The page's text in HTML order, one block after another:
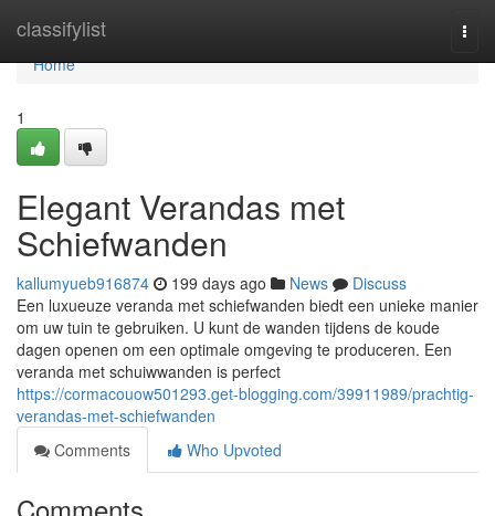
classifylist
Home
Home
1
Elegant Verandas met
Schiefwanden
kallumyueb916874 199 days ago News
Discuss
Een luxueuze veranda met schiefwanden biedt een unieke manier
om uw tuin te gebruiken. U kunt de wanden tijdens de koude
dagen openen om een optimale omgeving te produceren. Een
veranda met schuiwwanden is perfect
https://cormacouow501293.get-blogging.com/39911989/prachtig-
verandas-met-schiefwanden
Comments
Who Upvoted